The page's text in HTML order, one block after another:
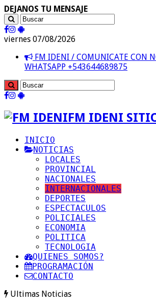
DEJANOS TU MENSAJE
viernes 07/08/2026
FM IDENI / COMUNICATE CON
WHATSAPP +543644689875
FM IDENI
INICIO
NOTICIAS
LOCALES
PROVINCIAL
NACIONALES
INTERNACIONALES
DEPORTES
ESPECTACULOS
POLICIALES
ECONOMIA
POLITICA
TECNOLOGIA
QUIENES SOMOS?
PROGRAMACIÓN
CONTACTO
Ultimas Noticias